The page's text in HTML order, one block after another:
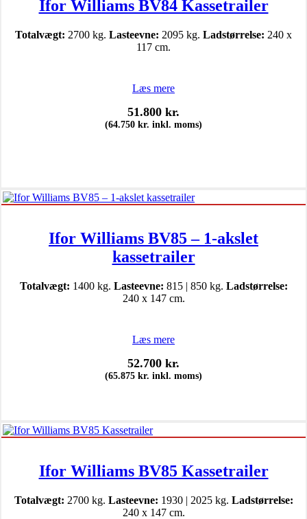
Ifor Williams BV84 Kassetrailer
Totalvægt: 2700 kg. Lasteevne: 2095 kg. Ladstørrelse: 240 x
117 cm.
Læs mere
51.800 kr.
(64.750 kr. inkl. moms)
Ifor Williams BV85 – 1-akslet
kassetrailer
Totalvægt: 1400 kg. Lasteevne: 815 | 850 kg. Ladstørrelse:
240 x 147 cm.
Læs mere
52.700 kr.
(65.875 kr. inkl. moms)
Ifor Williams BV85 Kassetrailer
Totalvægt: 2700 kg. Lasteevne: 1930 | 2025 kg. Ladstørrelse:
240 x 147 cm.